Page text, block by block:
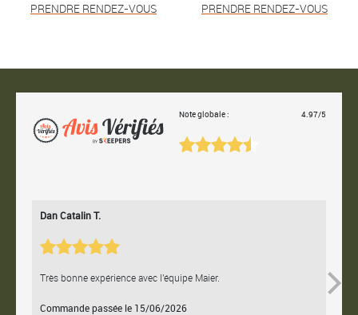
PRENDRE RENDEZ-VOUS PRENDRE RENDEZ-VOUS
Note globale : 4.97/5
Dan Catalin T.
Très bonne expérience avec l'équipe Maier.
Commande passée le 15/06/2026